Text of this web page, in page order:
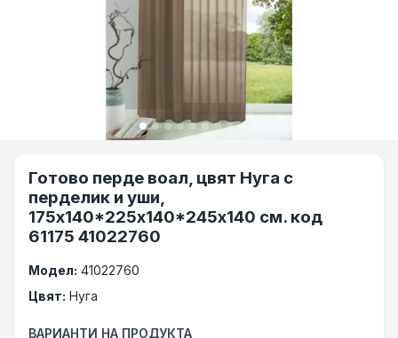
Готово перде воал, цвят Нуга с
перделик и уши,
175х140*225х140*245x140 см. код
61175 41022760
Модел: 41022760
Цвят: Нуга
ВАРИАНТИ НА ПРОДУКТА